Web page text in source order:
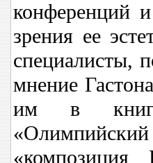
конференций
зрения ее
специалисты,
мнение
им в